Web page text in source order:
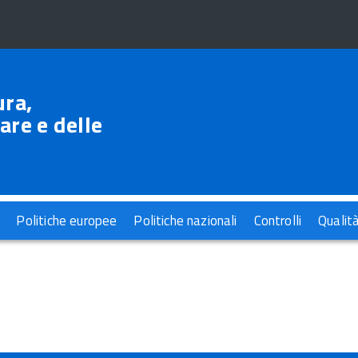
e delle
Politiche europee Politiche nazionali Controlli